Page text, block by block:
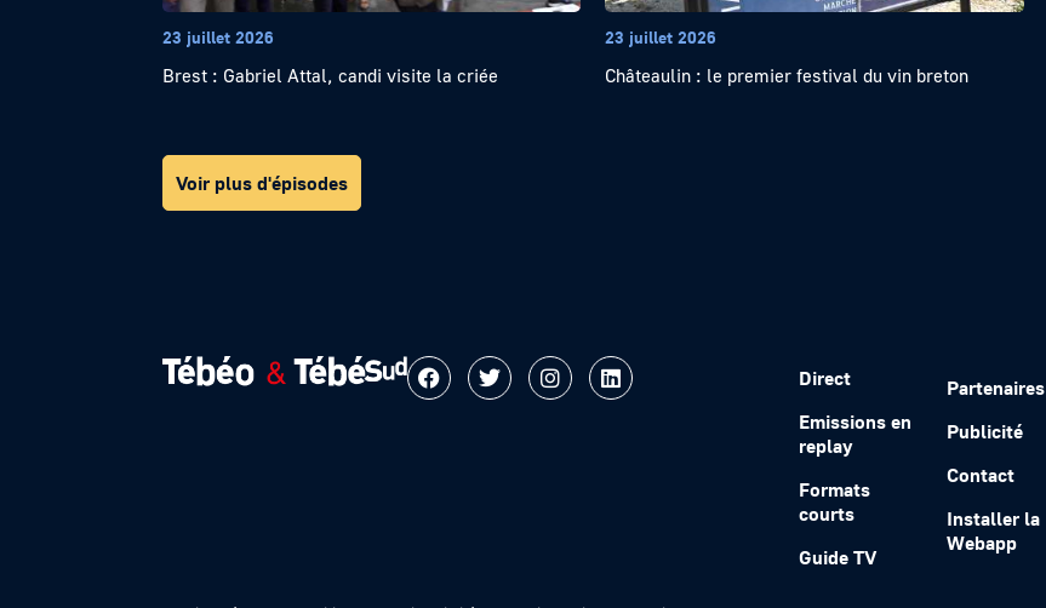
23 juillet 2026
Brest : Gabriel Attal, candi visite la criée
23 juillet 2026
Châteaulin : le premier festival du vin breton
Voir plus d'épisodes
Direct
Emissions en
replay
Formats
courts
Guide TV
Partenaires
Publicité
Contact
Installer la
Webapp